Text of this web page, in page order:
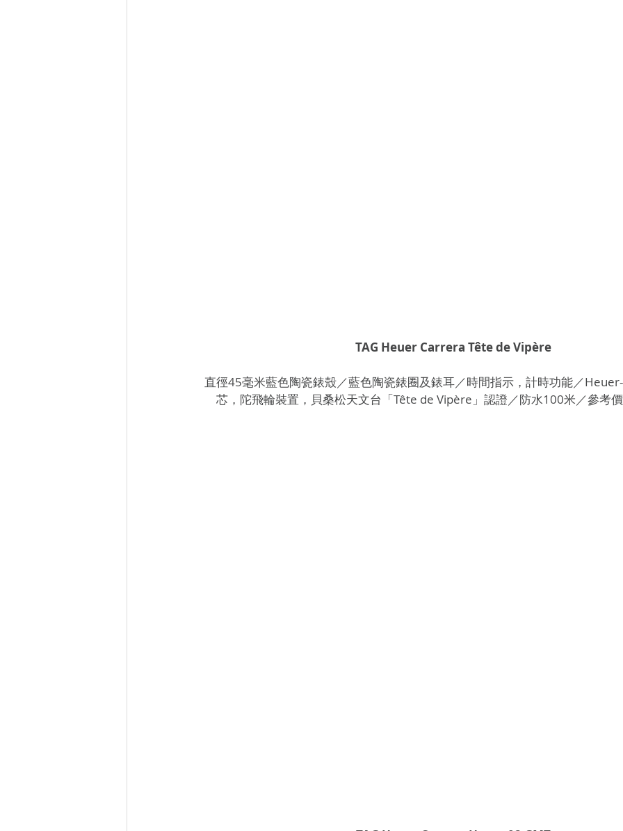
TAG Heuer Carrera Tête de Vipère
直徑45毫米藍色陶瓷錶殼／藍色陶瓷錶圈及錶耳／時間指示，計時功能／
芯，陀飛輪裝置，貝桑松天文台「Tête de Vipère」認證／防水100米／參考